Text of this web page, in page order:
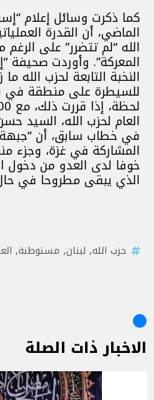
كما ذكرت وسائل إعلام
الماضي، أن القدرة
الله “لم تتضرر” على
المعركة”. وأوردت صحيفة
النخبة التابعة لحزب الله
للسيطرة على منطقة في
العام لحزب الله، السيد
في خطاب سابق، أن “جبهة
المشاركة في غزة، وجزء
خوفا لدى العدو من دخول
الذي يبقى مطروحا في
حزب الله, لبنان, مستوطنة,
الاخبار ذات الصلة